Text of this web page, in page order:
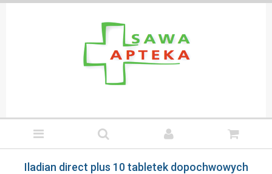
Iladian direct plus 10 tabletek dopochwowych